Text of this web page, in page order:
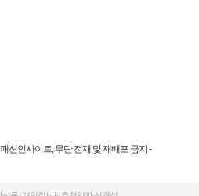
션인사이트, 무단 전재 및 재배포 금지 -